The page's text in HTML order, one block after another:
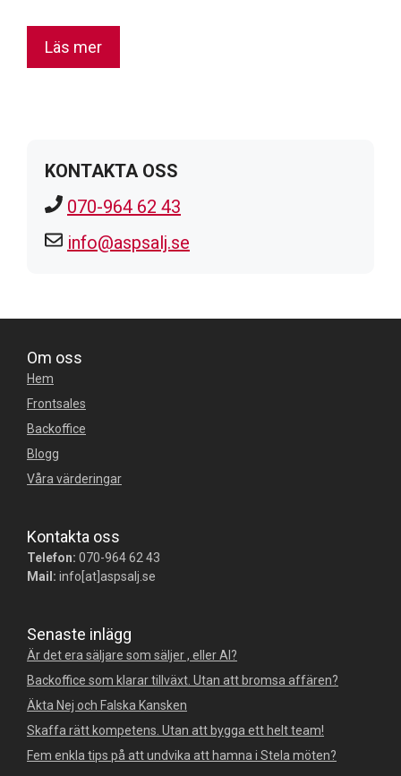
Läs mer
KONTAKTA OSS
070-964 62 43
info@aspsalj.se
Om oss
Hem
Frontsales
Backoffice
Blogg
Våra värderingar
Kontakta oss
Telefon: 070-964 62 43
Mail: info[at]aspsalj.se
Senaste inlägg
Är det era säljare som säljer , eller AI?
Backoffice som klarar tillväxt. Utan att bromsa affären?
Äkta Nej och Falska Kansken
Skaffa rätt kompetens. Utan att bygga ett helt team!
Fem enkla tips på att undvika att hamna i Stela möten?